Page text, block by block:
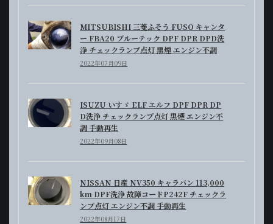
MITSUBISHI 三菱ふそう FUSO キャンタ
ー FBA20 ブルーテック DPF DPR DPD洗
浄 チェックランプ点灯 黒煙 エンジン不調
2022年07月09日
ISUZU いすゞ ELF エルフ DPF DPR DP
D洗浄 チェックランプ点灯 黒煙 エンジン不
調 手動再生
2022年09月08日
NISSAN 日産 NV350 キャラバン 113,000
km DPF洗浄 故障コードP242F チェックラ
ンプ点灯 エンジン不調 手動再生
2022年08月17日